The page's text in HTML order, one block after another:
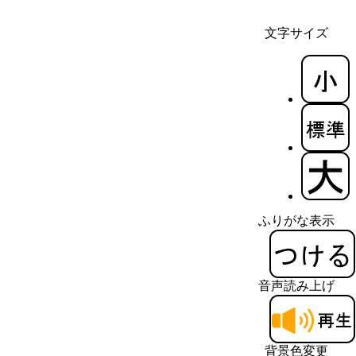
文字サイズ
ふりがな表示
音声読み上げ
背景色変更